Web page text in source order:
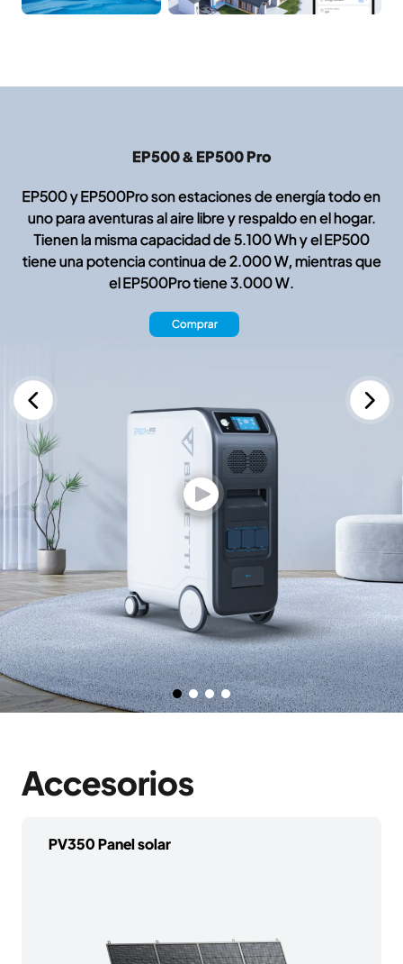
EP500 & EP500 Pro
EP500 y EP500Pro son estaciones de energía todo en
uno para aventuras al aire libre y respaldo en el hogar.
Tienen la misma capacidad de 5.100 Wh y el EP500
tiene una potencia continua de 2.000 W, mientras que
el EP500Pro tiene 3.000 W.
Comprar
Accesorios
PV350 Panel solar